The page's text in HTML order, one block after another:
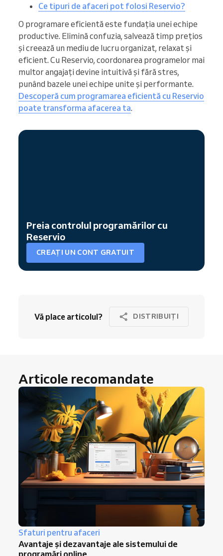
Ce tipuri de afaceri pot folosi Reservio?
O programare eficientă este fundația unei echipe
productive. Elimină confuzia, salvează timp prețios
și creează un mediu de lucru organizat, relaxat și
eficient. Cu Reservio, coordonarea programelor mai
multor angajați devine intuitivă și fără stres,
punând bazele unei echipe unite și performante.
Descoperă cum programarea eficientă cu Reservio
poate transforma afacerea ta.
Preia controlul programărilor cu
Reservio
CREAȚI UN CONT GRATUIT
Vă place articolul? DISTRIBUIȚI
Articole recomandate
Sfaturi pentru afaceri
Avantaje și dezavantaje ale sistemului de
programări online